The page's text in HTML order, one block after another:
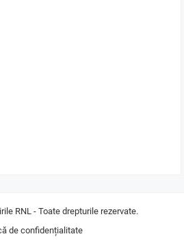
RNL - Toate drepturile rezervate.
de confidențialitate